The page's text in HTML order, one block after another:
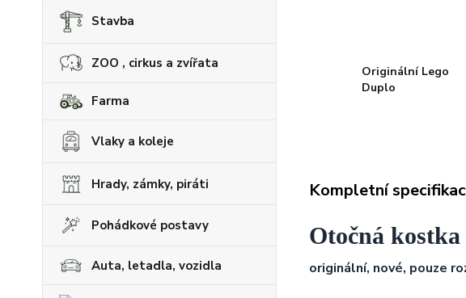
Stavba
ZOO , cirkus a zvířata
Farma
Vlaky a koleje
Hrady, zámky, piráti
Pohádkové postavy
Auta, letadla, vozidla
Originální Lego
Duplo
Kompletní
Otočná
originální, nové, pouze